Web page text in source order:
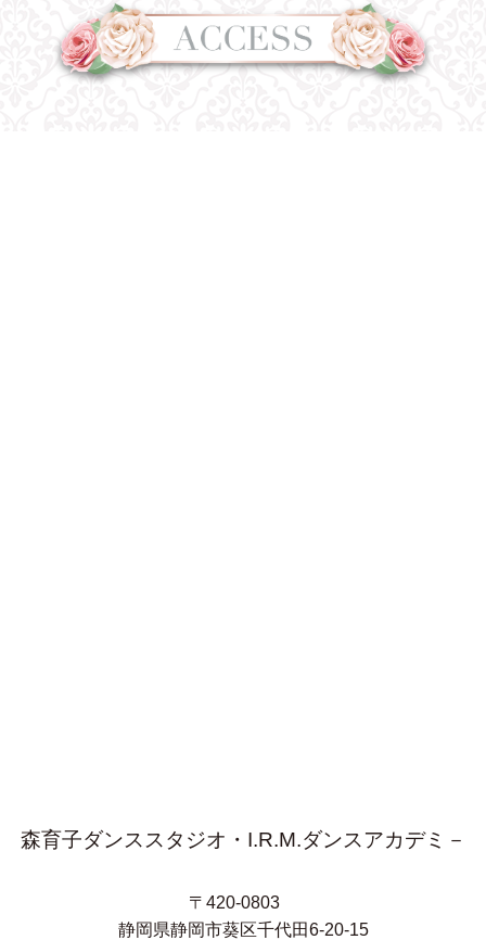
森育子ダンススタジオ・I.R.M.ダンスアカデミ－
〒420-0803
静岡県静岡市葵区千代田6-20-15